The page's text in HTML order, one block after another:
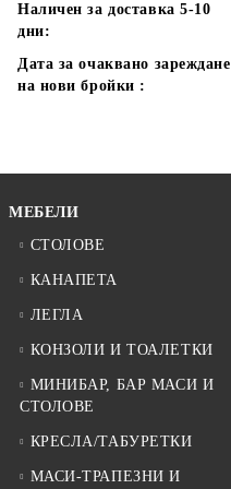
Наличен за доставка 5-10
дни:
Дата за очаквано зареждане
на нови бройки :
МЕБЕЛИ
СТОЛОВЕ
КАНАПЕТА
ЛЕГЛА
КОНЗОЛИ И ТОАЛЕТКИ
МИНИБАР, БАР МАСИ И
СТОЛОВЕ
КРЕСЛА/ТАБУРЕТКИ
МАСИ-ТРАПЕЗНИ И